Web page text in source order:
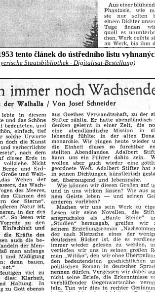
tento článek do ústředního listu
Staatsbibliothek - Digitalisat-Bestellung)